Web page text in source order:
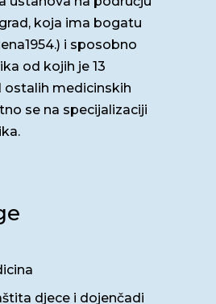
koja ima bogatu
i sposobno
od kojih je 13
ostalih medicinskih
se na specijalizaciji
djece i dojenčadi